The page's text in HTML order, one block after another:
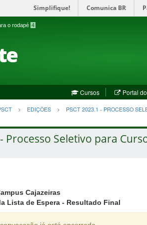
Simplifique! Comunica BR
o rodapé 4
Cursos Portal
EDIÇÕES
PSCT 2023.1 - PROCESSO
- Processo Seletivo para
Cajazeiras
Lista de Espera - Resultado Final